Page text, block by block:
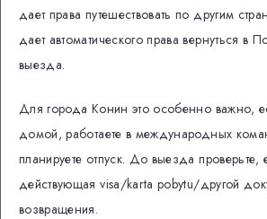
дает права путешествовать по другим
дает автоматического права вернуться в
выезда.
Для города Конин это особенно важно,
домой, работаете в международных
планируете отпуск. До выезда проверьте,
действующая visa/karta pobytu/другой
возвращения.